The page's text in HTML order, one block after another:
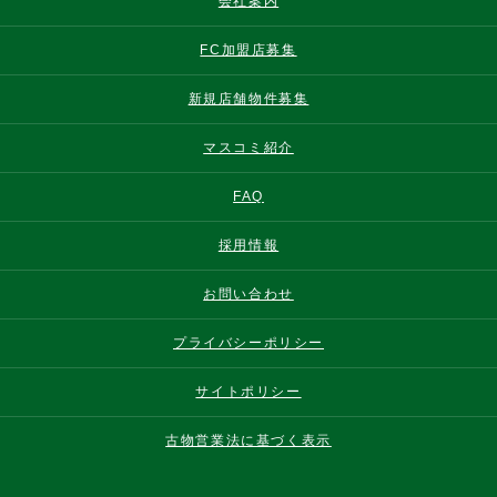
FC加盟店募集
新規店舗物件募集
マスコミ紹介
FAQ
採用情報
お問い合わせ
プライバシーポリシー
サイトポリシー
古物営業法に基づく表示